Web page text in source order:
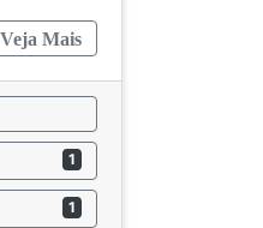
Veja Mais
1
1